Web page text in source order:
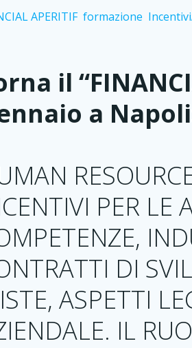
APERITIF formazione
il
a
PER LE
DI
ASPETTI
IL